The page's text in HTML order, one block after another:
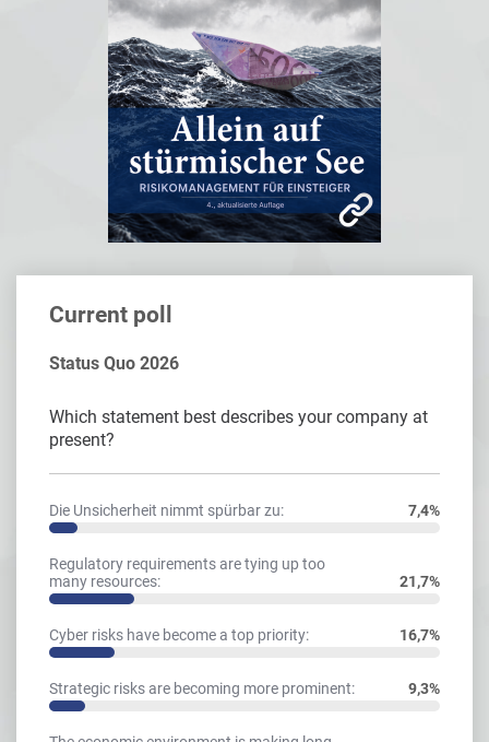
Current poll
Status Quo 2026
Which statement best describes your company at
present?
Die Unsicherheit nimmt spürbar zu: 7,4%
Regulatory requirements are tying up too
many resources:
21,7%
Cyber risks have become a top priority: 16,7%
Strategic risks are becoming more prominent: 9,3%